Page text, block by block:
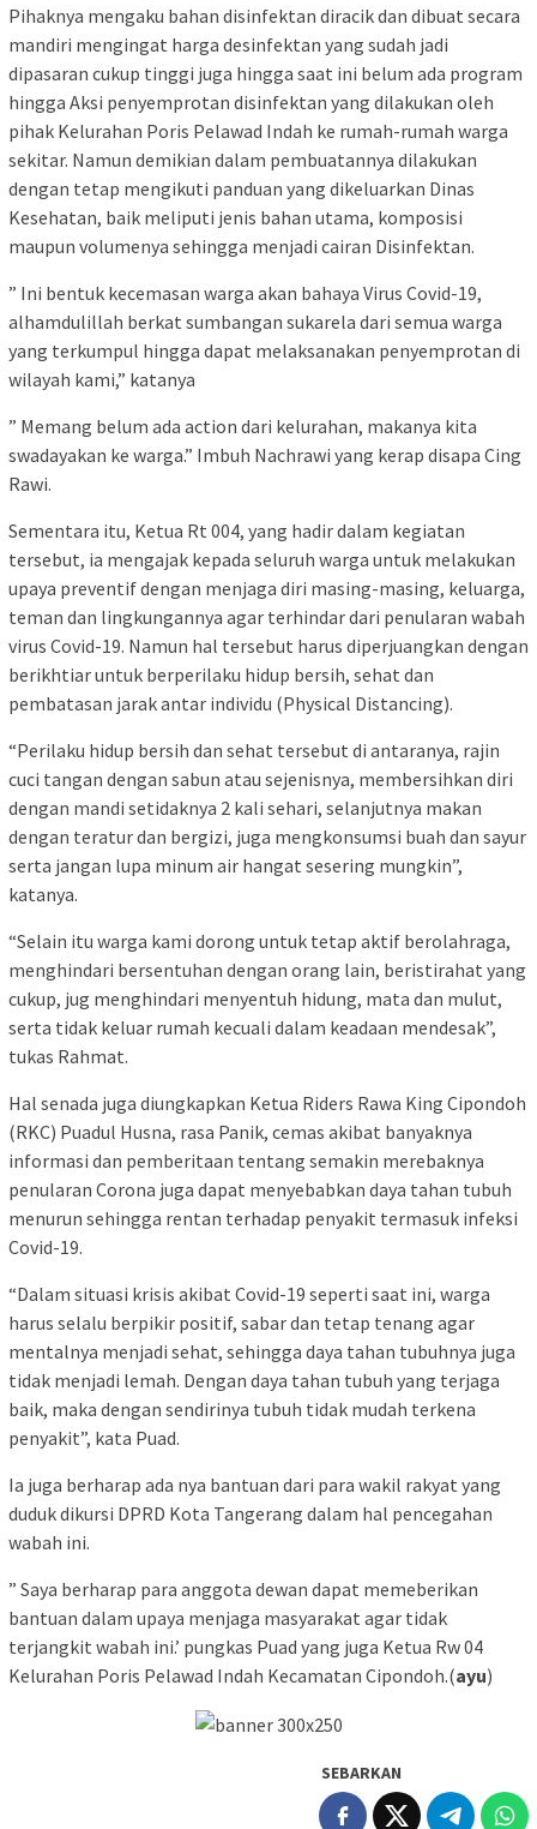
Pihaknya mengaku bahan disinfektan diracik dan dibuat secara
mandiri mengingat harga desinfektan yang sudah jadi
dipasaran cukup tinggi juga hingga saat ini belum ada program
hingga Aksi penyemprotan disinfektan yang dilakukan oleh
pihak Kelurahan Poris Pelawad Indah ke rumah-rumah warga
sekitar. Namun demikian dalam pembuatannya dilakukan
dengan tetap mengikuti panduan yang dikeluarkan Dinas
Kesehatan, baik meliputi jenis bahan utama, komposisi
maupun volumenya sehingga menjadi cairan Disinfektan.
” Ini bentuk kecemasan warga akan bahaya Virus Covid-19,
alhamdulillah berkat sumbangan sukarela dari semua warga
yang terkumpul hingga dapat melaksanakan penyemprotan di
wilayah kami,” katanya
” Memang belum ada action dari kelurahan, makanya kita
swadayakan ke warga.” Imbuh Nachrawi yang kerap disapa Cing
Rawi.
Sementara itu, Ketua Rt 004, yang hadir dalam kegiatan
tersebut, ia mengajak kepada seluruh warga untuk melakukan
upaya preventif dengan menjaga diri masing-masing, keluarga,
teman dan lingkungannya agar terhindar dari penularan wabah
virus Covid-19. Namun hal tersebut harus diperjuangkan dengan
berikhtiar untuk berperilaku hidup bersih, sehat dan
pembatasan jarak antar individu (Physical Distancing).
“Perilaku hidup bersih dan sehat tersebut di antaranya, rajin
cuci tangan dengan sabun atau sejenisnya, membersihkan diri
dengan mandi setidaknya 2 kali sehari, selanjutnya makan
dengan teratur dan bergizi, juga mengkonsumsi buah dan sayur
serta jangan lupa minum air hangat sesering mungkin”,
katanya.
“Selain itu warga kami dorong untuk tetap aktif berolahraga,
menghindari bersentuhan dengan orang lain, beristirahat yang
cukup, jug menghindari menyentuh hidung, mata dan mulut,
serta tidak keluar rumah kecuali dalam keadaan mendesak”,
tukas Rahmat.
Hal senada juga diungkapkan Ketua Riders Rawa King Cipondoh
(RKC) Puadul Husna, rasa Panik, cemas akibat banyaknya
informasi dan pemberitaan tentang semakin merebaknya
penularan Corona juga dapat menyebabkan daya tahan tubuh
menurun sehingga rentan terhadap penyakit termasuk infeksi
Covid-19.
“Dalam situasi krisis akibat Covid-19 seperti saat ini, warga
harus selalu berpikir positif, sabar dan tetap tenang agar
mentalnya menjadi sehat, sehingga daya tahan tubuhnya juga
tidak menjadi lemah. Dengan daya tahan tubuh yang terjaga
baik, maka dengan sendirinya tubuh tidak mudah terkena
penyakit”, kata Puad.
Ia juga berharap ada nya bantuan dari para wakil rakyat yang
duduk dikursi DPRD Kota Tangerang dalam hal pencegahan
wabah ini.
” Saya berharap para anggota dewan dapat memeberikan
bantuan dalam upaya menjaga masyarakat agar tidak
terjangkit wabah ini.’ pungkas Puad yang juga Ketua Rw 04
Kelurahan Poris Pelawad Indah Kecamatan Cipondoh.(ayu)
SEBARKAN